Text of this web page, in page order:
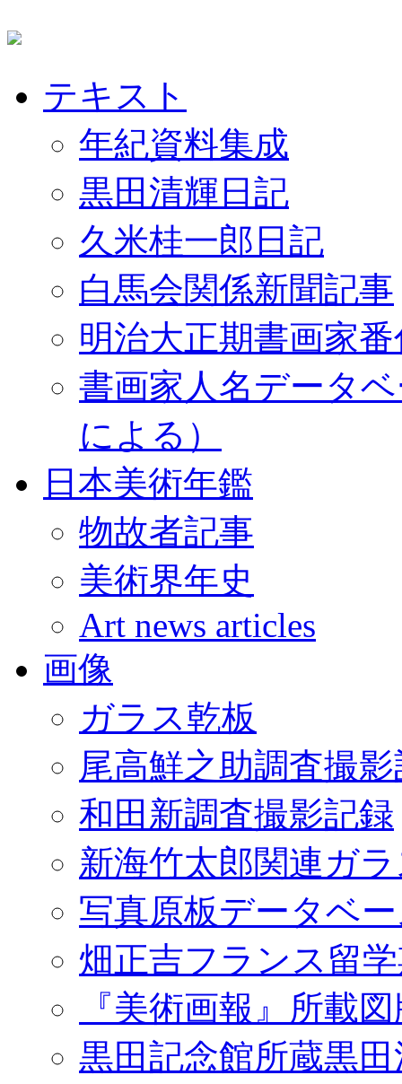
テキスト
年紀資料集成
黒田清輝日記
久米桂一郎日記
白馬会関係新聞記事
明治大正期書画家
書画家人名データ
による）
日本美術年鑑
物故者記事
美術界年史
Art news articles
画像
ガラス乾板
尾高鮮之助調査撮
和田新調査撮影記録
新海竹太郎関連ガ
写真原板データベ
畑正吉フランス留
『美術画報』所載
黒田記念館所蔵黒